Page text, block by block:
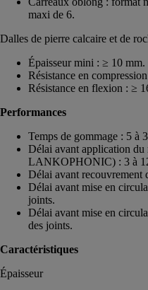
maxi de 6.
Dalles de pierre calcaire et de
Épaisseur mini : ≥ 10 mm.
Résistance en
Résistance en flexion : ≥
Performances
Temps de gommage : 5 à
Délai avant application
LANKOPHONIC) : 3 à
Délai avant recouvrement
Délai avant mise en
joints.
Délai avant mise en
des joints.
Caractéristiques
Épaisseur